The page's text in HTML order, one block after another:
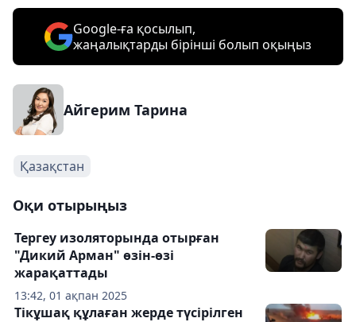
Google-ға қосылып,
жаңалықтарды бірінші болып оқыңыз
Айгерим Тарина
Қазақстан
Оқи отырыңыз
13:42, 01 ақпан 2025
Тергеу изоляторында отырған
"Дикий Арман" өзін-өзі
жарақаттады
Тікұшақ құлаған жерде түсірілген